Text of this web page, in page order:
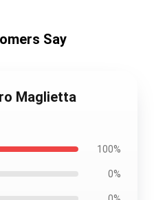
Say
Maglietta
100%
0%